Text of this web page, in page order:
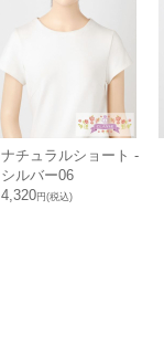
ナチュラルショート -
シルバー06
4,320円(税込)